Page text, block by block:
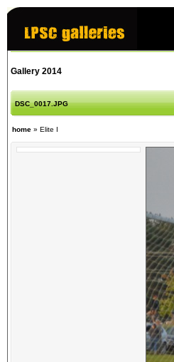
Gallery 2014
DSC_0017.JPG
home » Elite I